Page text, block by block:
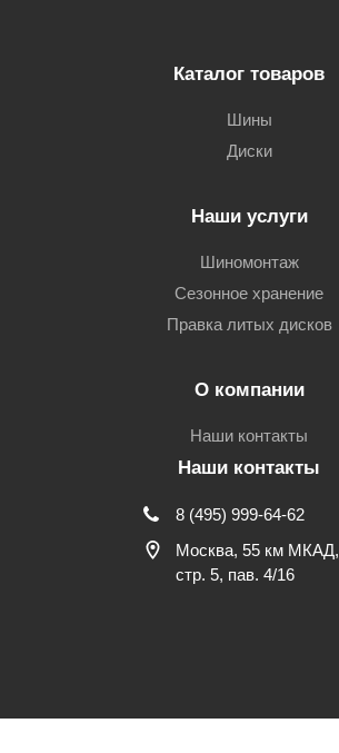
Каталог товаров
Шины
Диски
Наши услуги
Шиномонтаж
Сезонное хранение
Правка литых дисков
О компании
Наши контакты
Наши контакты
8 (495) 999-64-62
Москва, 55 км МКАД,
стр. 5, пав. 4/16